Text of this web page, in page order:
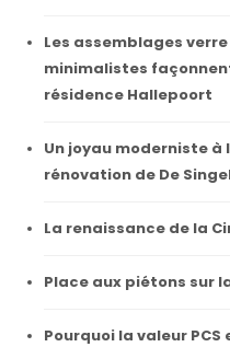
Les assemblages
minimalistes
résidence Hallepoort
Un joyau moderniste à
rénovation de De
La renaissance de la
Place aux piétons sur
Pourquoi la valeur